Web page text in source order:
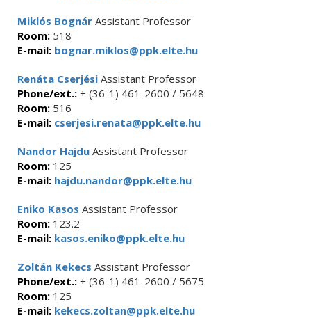
Miklós Bognár Assistant Professor
Room: 518
E-mail: bognar.miklos@ppk.elte.hu
Renáta Cserjési Assistant Professor
Phone/ext.: + (36-1) 461-2600 / 5648
Room: 516
E-mail: cserjesi.renata@ppk.elte.hu
Nandor Hajdu Assistant Professor
Room: 125
E-mail: hajdu.nandor@ppk.elte.hu
Eniko Kasos Assistant Professor
Room: 123.2
E-mail: kasos.eniko@ppk.elte.hu
Zoltán Kekecs Assistant Professor
Phone/ext.: + (36-1) 461-2600 / 5675
Room: 125
E-mail: kekecs.zoltan@ppk.elte.hu